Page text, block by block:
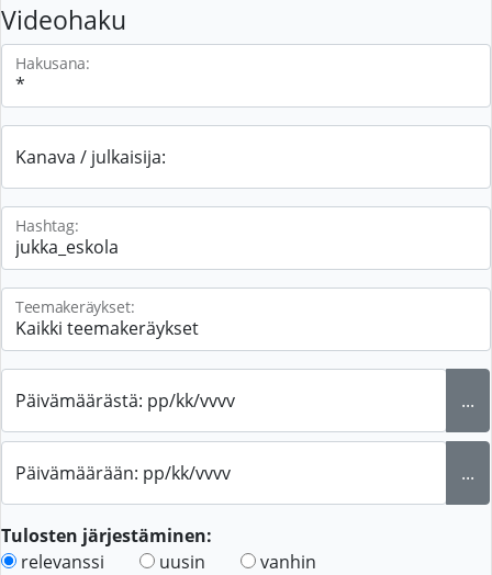
Videohaku
Hakusana:
Kanava / julkaisija:
Hashtag:
Teemakeräykset:
Päivämäärästä: pp/kk/vvvv ...
Päivämäärään: pp/kk/vvvv ...
Tulosten järjestäminen:
relevanssi
uusin vanhin